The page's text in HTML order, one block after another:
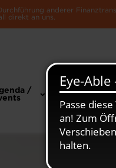
anderer
direkt an uns.
Suche
/
News &